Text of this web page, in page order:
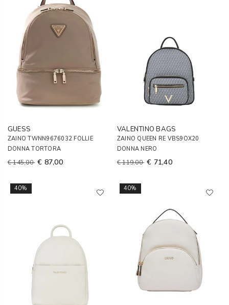
GUESS
ZAINO TWNN9676032 FOLLIE
DONNA TORTORA
€ 145,00 € 87,00
VALENTINO BAGS
ZAINO QUEEN RE VBS9OX20
DONNA NERO
€ 119,00 € 71,40
40% 40%